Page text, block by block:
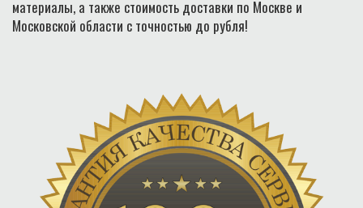
материалы, а также стоимость доставки по Москве и
Московской области с точностью до рубля!